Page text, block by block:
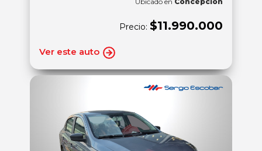
Precio: $11.990.000
Ver este auto